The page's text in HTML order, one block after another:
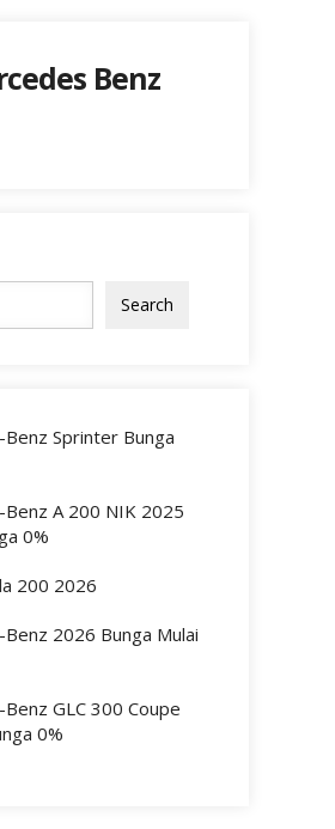
Benz
Search
Sprinter Bunga
A 200 NIK 2025
0%
200 2026
2026 Bunga Mulai
GLC 300 Coupe
0%